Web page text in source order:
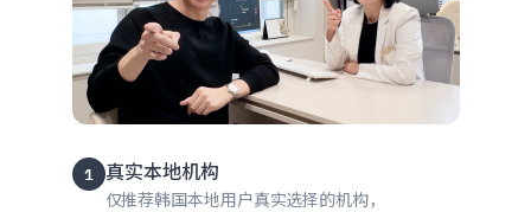
1 真实本地机构
仅推荐韩国本地用户真实选择的机构，